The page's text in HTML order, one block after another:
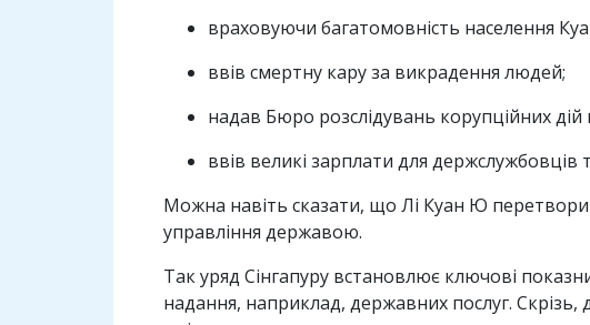
враховуючи багатомовність населення
ввів смертну кару за викрадення людей;
надав Бюро розслідувань корупційних
ввів великі зарплати для держслужбовців
Можна навіть сказати, що Лі Куан Ю
управління державою.
Так уряд Сінгапуру встановлює ключові
надання, наприклад, державних послуг.